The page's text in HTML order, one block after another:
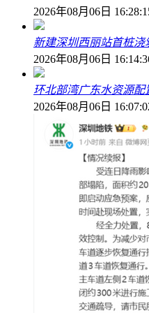
2026年08月06日
新建深圳西丽站首桩浇
2026年08月06日
环北部湾广东水资源
2026年08月06日